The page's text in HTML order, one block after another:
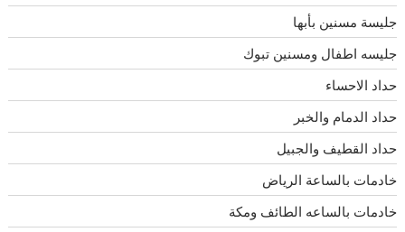
جليسة مسنين بأبها
جليسه اطفال ومسنين تبوك
حداد الاحساء
حداد الدمام والخبر
حداد القطيف والجبيل
خادمات بالساعة الرياض
خادمات بالساعه الطائف ومكة